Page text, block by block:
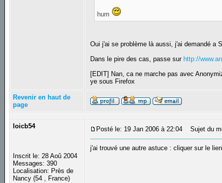
hum
Oui j'ai se problème là aussi, j'ai demandé a
Dans le pire des cas, passe sur http://
[EDIT] Nan, ca ne marche pas avec
ye sous Firefox
Revenir en haut de
page
loicb54
Inscrit le: 28 Aoû 2004
Messages: 390
Localisation: Près de
Nancy (54 , France)
Posté le: 19 Jan 2006 à 22:04 Sujet du
j'ai trouvé une autre astuce : cliquer sur le